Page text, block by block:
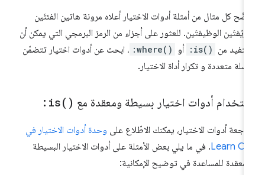
كل مثال من أمثلة أدوات الاختيار أعلاه مرونة هاتين الفئتَين
الوظيفتَين. للعثور على أجزاء من الرمز البرمجي التي يمكن أن
من :is() أو :where() ، ابحث عن أدوات اختيار تتضمّن
متعددة و تكرار أداة الاختيار.
أدوات اختيار بسيطة ومعقدة مع :is()
أدوات الاختيار، يمكنك الاطّلاع علىوحدة أدوات الاختيار في
Learn. في ما يلي بعض الأمثلة على أدوات الاختيار البسيطة
للمساعدة في توضيح الإمكانية: